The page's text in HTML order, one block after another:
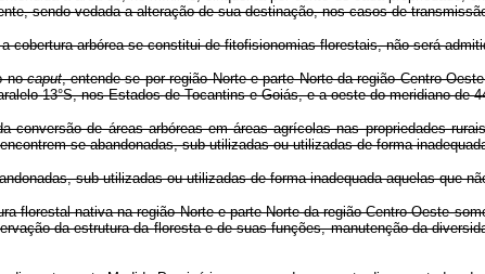
sendo vedada a alteração de sua destinação, nos casos de
arbórea se constitui de fitofisionomias florestais, não será
nocaput, entende-se por região Norte e parte Norte da região Centro-
13°S, nos Estados de Tocantins e Goiás, e a oeste do meridiano de
de áreas arbóreas em áreas agrícolas nas propriedades
se abandonadas, sub-utilizadas ou utilizadas de forma
sub-utilizadas ou utilizadas de forma inadequada aquelas que
nativa na região Norte e parte Norte da região Centro-Oeste
da estrutura da floresta e de suas funções, manutenção da